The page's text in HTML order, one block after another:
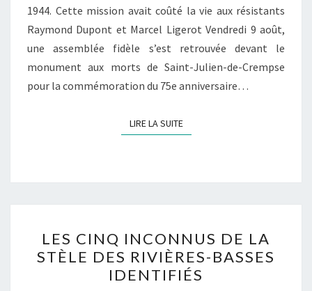
1944. Cette mission avait coûté la vie aux résistants
Raymond Dupont et Marcel Ligerot Vendredi 9 août,
une assemblée fidèle s’est retrouvée devant le
monument aux morts de Saint-Julien-de-Crempse
pour la commémoration du 75e anniversaire…
LIRE LA SUITELIRE LA SUITE
CINQ
INCONNUS
DE
LES CINQ INCONNUS DE LA
STÈLE DES RIVIÈRES-BASSES
IDENTIFIÉS